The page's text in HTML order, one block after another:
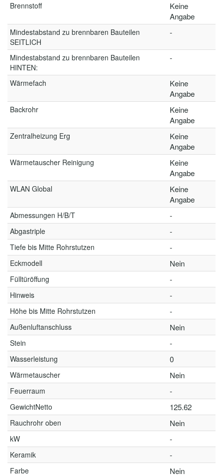
Brennstoff
Keine
Angabe
Mindestabstand zu brennbaren Bauteilen
SEITLICH
-
Mindestabstand zu brennbaren Bauteilen
HINTEN:
-
Wärmefach
Keine
Angabe
Backrohr
Keine
Angabe
Zentralheizung Erg
Keine
Angabe
Wärmetauscher Reinigung
Keine
Angabe
WLAN Global
Keine
Angabe
Abmessungen H/B/T -
Abgastriple -
Tiefe bis Mitte Rohrstutzen -
Eckmodell Nein
Fülltüröffung -
Hinweis -
Höhe bis Mitte Rohrstutzen -
Außenluftanschluss Nein
Stein -
Wasserleistung 0
Wärmetauscher Nein
Feuerraum -
GewichtNetto 125.62
Rauchrohr oben Nein
kW -
Keramik -
Farbe Nein